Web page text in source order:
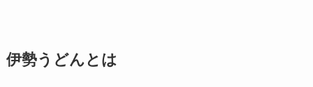
伊勢うどんとは